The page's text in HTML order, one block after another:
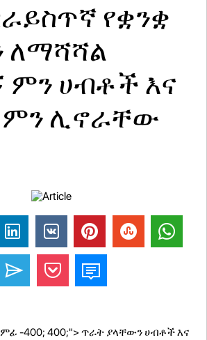
የቋንቋ
ለማሻሻል
ሀብቶች እና
ምን ሊኖራቸው
-400; 400;"> ጥራት ያላቸውን ሀብቶች እና